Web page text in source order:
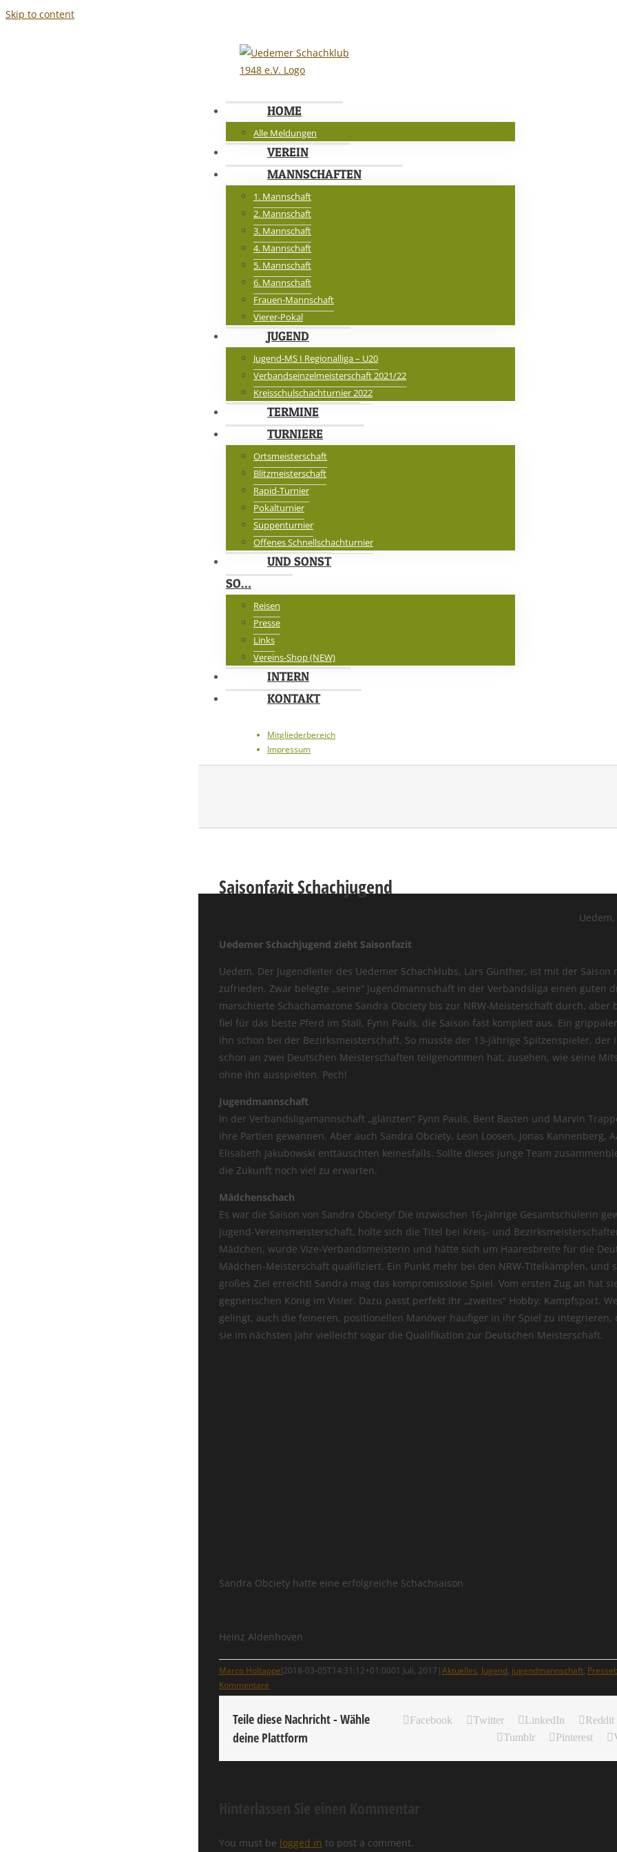
Skip to content
HOME
Alle Meldungen
VEREIN
MANNSCHAFTEN
1. Mannschaft
2. Mannschaft
3. Mannschaft
4. Mannschaft
5. Mannschaft
6. Mannschaft
Frauen-Mannschaft
Vierer-Pokal
JUGEND
Jugend-MS I Regionalliga – U20
Verbandseinzelmeisterschaft 2021/22
Kreisschulschachturnier 2022
TERMINE
TURNIERE
Ortsmeisterschaft
Blitzmeisterschaft
Rapid-Turnier
Pokalturnier
Suppenturnier
Offenes Schnellschachturnier
UND SONST
SO…
Reisen
Presse
Links
Vereins-Shop (NEW)
INTERN
KONTAKT
Mitgliederbereich
Impressum
Saisonfazit Schachjugend
Uedemer Schachjugend zieht Saisonfazit
Uedem. Der Jugendleiter des Uedemer Schachklubs, Lars Günther, ist mit der
zufrieden. Zwar belegte „seine“ Jugendmannschaft in der Verbandsliga einen guten
marschierte Schachamazone Sandra Obciety bis zur NRW-Meisterschaft durch, aber
fiel für das beste Pferd im Stall, Fynn Pauls, die Saison fast komplett aus. Ein
ihn schon bei der Bezirksmeisterschaft. So musste der 13-jährige Spitzenspieler, der
schon an zwei Deutschen Meisterschaften teilgenommen hat, zusehen, wie seine
ohne ihn ausspielten. Pech!
Jugendmannschaft
In der Verbandsligamannschaft „glänzten“ Fynn Pauls, Bent Basten und Marvin
ihre Partien gewannen. Aber auch Sandra Obciety, Leon Loosen, Jonas Kannenberg,
Elisabeth Jakubowski enttäuschten keinesfalls. Sollte dieses junge Team
die Zukunft noch viel zu erwarten.
Mädchenschach
Es war die Saison von Sandra Obciety! Die inzwischen 16-jährige Gesamtschülerin
Jugend-Vereinsmeisterschaft, holte sich die Titel bei Kreis- und
Mädchen, wurde Vize-Verbandsmeisterin und hätte sich um Haaresbreite für die
Mädchen-Meisterschaft qualifiziert. Ein Punkt mehr bei den NRW-Titelkämpfen, und
großes Ziel erreicht! Sandra mag das kompromisslose Spiel. Vom ersten Zug an hat
gegnerischen König im Visier. Dazu passt perfekt ihr „zweites“ Hobby: Kampfsport.
gelingt, auch die feineren, positionellen Manöver häufiger in ihr Spiel zu integrieren,
sie im nächsten Jahr vielleicht sogar die Qualifikation zur Deutschen Meisterschaft.
Sandra Obciety hatte eine erfolgreiche Schachsaison
Heinz Aldenhoven
Marco Holtappel2018-03-05T14:31:12+01:0001 Juli, 2017 |Aktuelles, Jugend, jugendmannschaft,
Kommentare
Teile diese Nachricht - Wähle
deine Plattform
Facebook Twitter LinkedIn Reddit
Tumblr
Pinterest
You must be logged in to post a comment.